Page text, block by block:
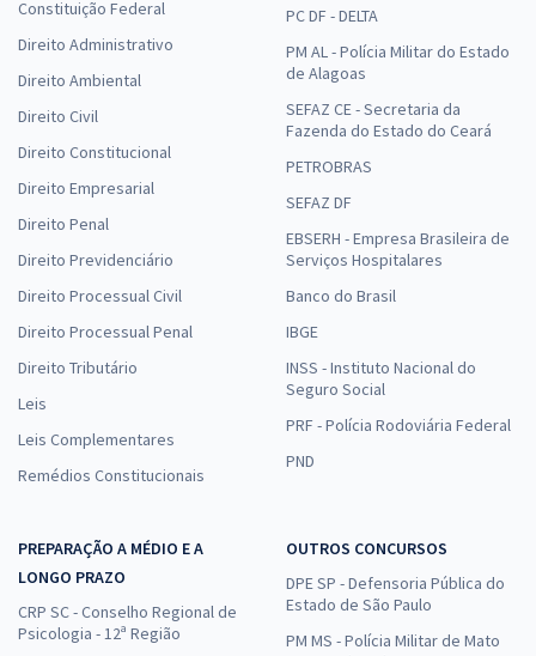
Constituição Federal
Direito Administrativo
Direito Ambiental
Direito Civil
Direito Constitucional
Direito Empresarial
Direito Penal
Direito Previdenciário
Direito Processual Civil
Direito Processual Penal
Direito Tributário
Leis
Leis Complementares
Remédios Constitucionais
PC DF - DELTA
PM AL - Polícia Militar do Estado
de Alagoas
SEFAZ CE - Secretaria da
Fazenda do Estado do Ceará
PETROBRAS
SEFAZ DF
EBSERH - Empresa Brasileira de
Serviços Hospitalares
Banco do Brasil
IBGE
INSS - Instituto Nacional do
Seguro Social
PRF - Polícia Rodoviária Federal
PND
PREPARAÇÃO A MÉDIO E A
LONGO PRAZO
CRP SC - Conselho Regional de
Psicologia - 12ª Região
OUTROS CONCURSOS
DPE SP - Defensoria Pública do
Estado de São Paulo
PM MS - Polícia Militar de Mato